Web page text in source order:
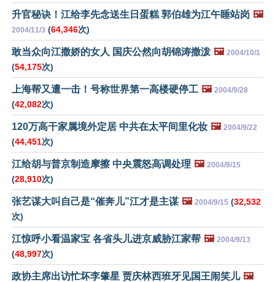
升官秘诀！江给李先念送生日蛋糕 郭伯雄为江午睡站岗 🖼️
2004/11/3 (64,346次)
敢当众向江撒娇的女人 国庆公然向胡锦涛撒泼 🖼️ 2004/10/1
(54,175次)
上海帮又遭一击！号称世界第一高楼硬停工 🖼️ 2004/9/28
(42,082次)
120万高干家属境外定居 中共在太平间里化妆 🖼️ 2004/9/22
(44,451次)
江给胡与普京制造摩擦 中央震怒高调处理 🖼️ 2004/9/15
(28,910次)
张艺谋大叫自己是“催奔儿”江才是主谋 🖼️ 2004/9/15 (32,532
次)
江惊呼小看温家宝 各省头儿进京威胁江家帮 🖼️ 2004/9/13
(48,997次)
政协主席出访忙坏李肇星 贾庆林西班牙见国王闹笑儿 🖼️